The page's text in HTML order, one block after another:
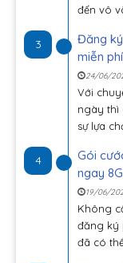
đến vô
3
Đăng
miễn
24/06/
Với
ngày thì
sự lựa
4
Gói
ngay
19/06/
Không
đăng ký
đã có